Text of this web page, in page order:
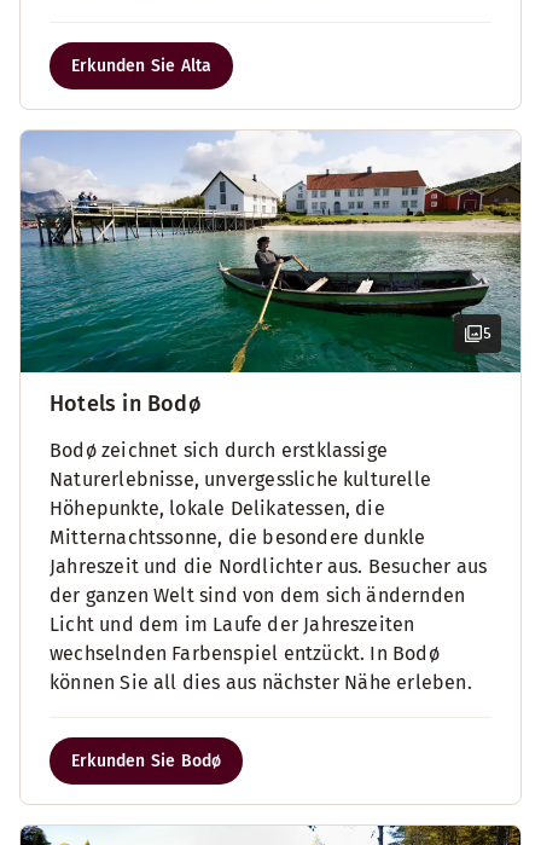
Erkunden Sie Alta
5
Hotels in Bodø
Bodø zeichnet sich durch erstklassige
Naturerlebnisse, unvergessliche kulturelle
Höhepunkte, lokale Delikatessen, die
Mitternachtssonne, die besondere dunkle
Jahreszeit und die Nordlichter aus. Besucher aus
der ganzen Welt sind von dem sich ändernden
Licht und dem im Laufe der Jahreszeiten
wechselnden Farbenspiel entzückt. In Bodø
können Sie all dies aus nächster Nähe erleben.
Erkunden Sie Bodø